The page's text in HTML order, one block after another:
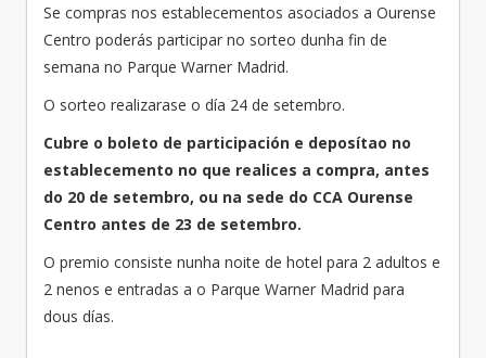
Se compras nos establecementos asociados a Ourense
Centro poderás participar no sorteo dunha fin de
semana no Parque Warner Madrid.
O sorteo realizarase o día 24 de setembro.
Cubre o boleto de participación e deposítao no
establecemento no que realices a compra, antes
do 20 de setembro, ou na sede do CCA Ourense
Centro antes de 23 de setembro.
O premio consiste nunha noite de hotel para 2 adultos e
2 nenos e entradas a o Parque Warner Madrid para
dous días.